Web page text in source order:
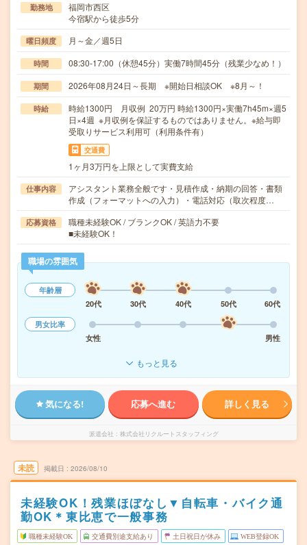
勤務地
福岡市西区
今宿駅から徒歩5分
曜日頻度 月～金／週5日
時間 08:30-17:00（休憩45分）実働7時間45分（残業少なめ！）
期間 2026年08月24日～長期 ※開始日相談OK ※8月～！
時給
時給1300円 月収例 20万円 時給1300円×実働7h45m×週5
日×4週 ※月収例を保証するものではありません。※給与即
受取りサービス利用可（利用条件有）
交通費
1ヶ月3万円を上限として実費支給
仕事内容
アシスタント業務全般です・見積作成・納期の回答・書類
作成（フォーマットへの入力）・電話対応（取次程度…
応募資格
職種未経験OK / ブランクOK / 英語力不要
■未経験OK！
職場の雰囲気
年齢層
20代
30代 40代 50代
60代
男女比率
女性
男性
もっと見る
気になる! 応募へ進む 詳しく見る
派遣会社 株式会社リクルートスタッフィング
未読 掲載日 2026/08/10
未経験OK！残業ほぼなし▼自転車・バイク通
勤OK＊東比恵で一般事務
職種未経験OK 交通費別途支給あり 土日祝日が休み WEB登録OK